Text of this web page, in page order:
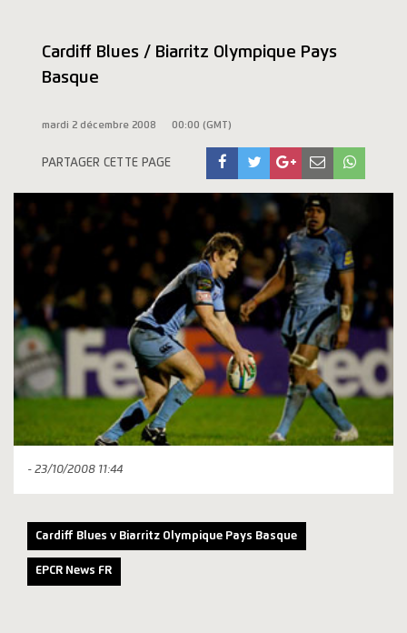
Cardiff Blues / Biarritz Olympique Pays
Basque
mardi 2 décembre 2008 00:00 (GMT)
PARTAGER CETTE PAGE
- 23/10/2008 11:44
Cardiff Blues v Biarritz Olympique Pays Basque
EPCR News FR